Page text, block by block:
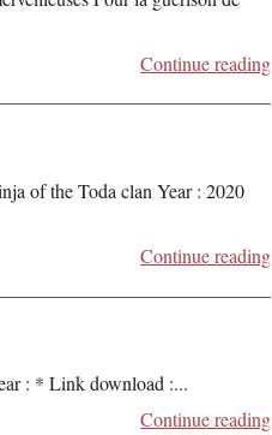
Continue reading
of the Toda clan Year : 2020
Continue reading
: * Link download :...
Continue reading